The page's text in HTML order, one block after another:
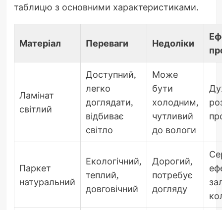
таблицю з основними характеристиками.
Матеріал Переваги Недоліки
Ламінат
світлий
Доступний,
легко
доглядати,
відбиває
світло
Може
бути
холодним,
чутливий
до вологи
Паркет
натуральний
Екологічний,
теплий,
довговічний
Дорогий,
потребує
догляду